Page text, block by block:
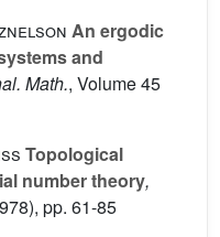
An ergodic
and
Math., Volume 45
Topological
number theory,
pp. 61-85